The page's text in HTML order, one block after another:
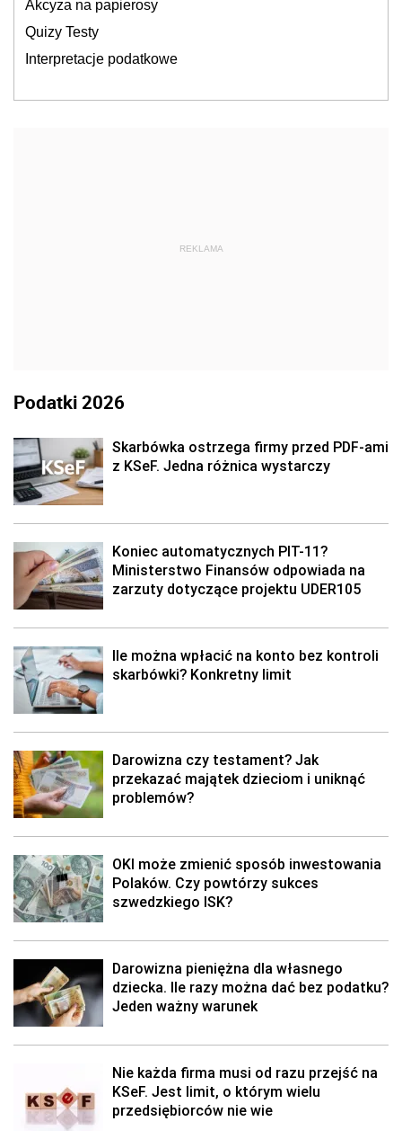
Akcyza na papierosy
Quizy Testy
Interpretacje podatkowe
REKLAMA
Podatki 2026
Skarbówka ostrzega firmy przed PDF-ami
z KSeF. Jedna różnica wystarczy
Koniec automatycznych PIT-11?
Ministerstwo Finansów odpowiada na
zarzuty dotyczące projektu UDER105
Ile można wpłacić na konto bez kontroli
skarbówki? Konkretny limit
Darowizna czy testament? Jak
przekazać majątek dzieciom i uniknąć
problemów?
OKI może zmienić sposób inwestowania
Polaków. Czy powtórzy sukces
szwedzkiego ISK?
Darowizna pieniężna dla własnego
dziecka. Ile razy można dać bez podatku?
Jeden ważny warunek
Nie każda firma musi od razu przejść na
KSeF. Jest limit, o którym wielu
przedsiębiorców nie wie